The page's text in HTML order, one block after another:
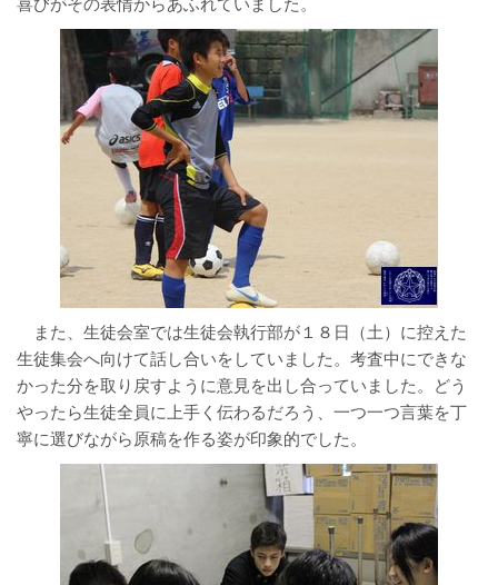
また、生徒会室では生徒会執行部が１８日（土）に控えた
生徒集会へ向けて話し合いをしていました。考査中にできな
かった分を取り戻すように意見を出し合っていました。どう
やったら生徒全員に上手く伝わるだろう、一つ一つ言葉を丁
寧に選びながら原稿を作る姿が印象的でした。